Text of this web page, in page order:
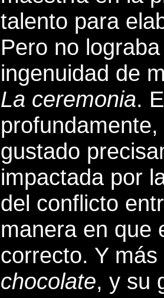
talento para
Pero no
ingenuidad de
La ceremonia.
gustado
impactada por
del conflicto
manera en que
correcto. Y
chocolate, y su